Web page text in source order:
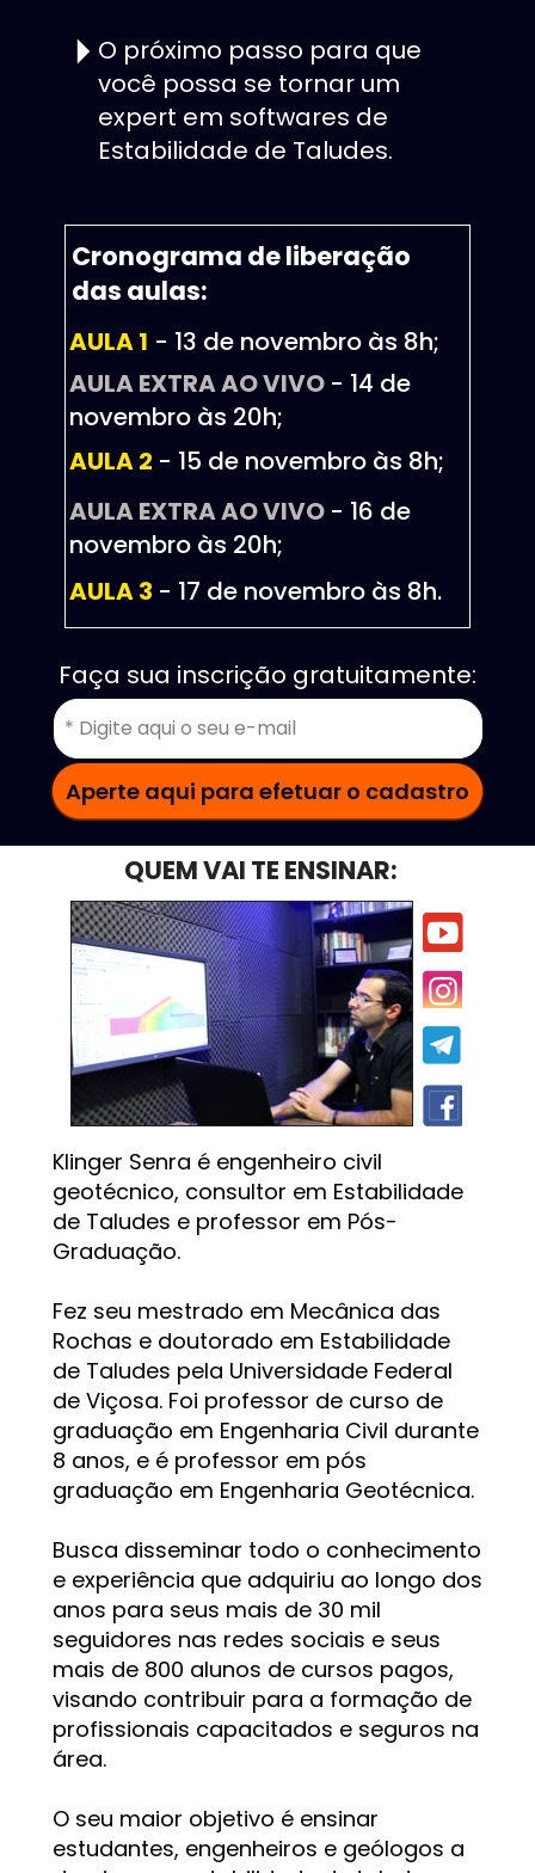
O próximo passo para que
você possa se tornar um
expert em softwares de
Estabilidade de Taludes.
Aperte aqui para efetuar o cadastro
Faça sua inscrição gratuitamente:
Cronograma de liberação
das aulas:
AULA 1 - 13 de novembro às 8h;
AULA 2 - 15 de novembro às 8h;
AULA 3 - 17 de novembro às 8h.
AULA EXTRA AO VIVO - 14 de
novembro às 20h;
AULA EXTRA AO VIVO - 16 de
novembro às 20h;
Klinger Senra é engenheiro civil
geotécnico, consultor em Estabilidade
de Taludes e professor em Pós-
Graduação.
Fez seu mestrado em Mecânica das
Rochas e doutorado em Estabilidade
de Taludes pela Universidade Federal
de Viçosa. Foi professor de curso de
graduação em Engenharia Civil durante
8 anos, e é professor em pós
graduação em Engenharia Geotécnica.
Busca disseminar todo o conhecimento
e experiência que adquiriu ao longo dos
anos para seus mais de 30 mil
seguidores nas redes sociais e seus
mais de 800 alunos de cursos pagos,
visando contribuir para a formação de
profissionais capacitados e seguros na
área.
O seu maior objetivo é ensinar
estudantes, engenheiros e geólogos a
QUEM VAI TE ENSINAR: